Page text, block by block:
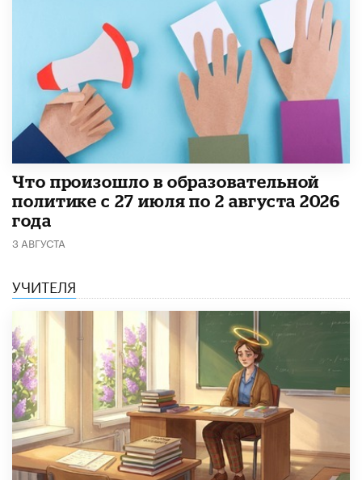
​Что произошло в образовательной
политике с 27 июля по 2 августа 2026
года
3 АВГУСТА
УЧИТЕЛЯ